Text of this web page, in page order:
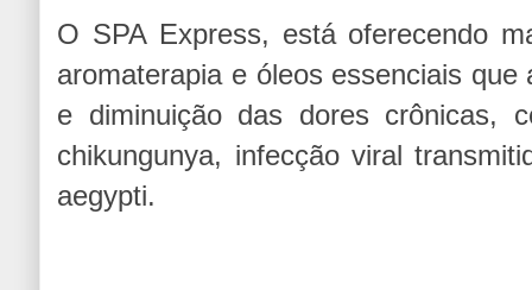
O SPA Express, está oferecendo
aromaterapia e óleos essenciais que
e diminuição das dores crônicas,
chikungunya, infecção viral
aegypti.